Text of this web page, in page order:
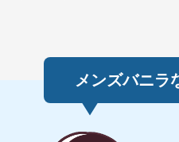
メンズバニラ